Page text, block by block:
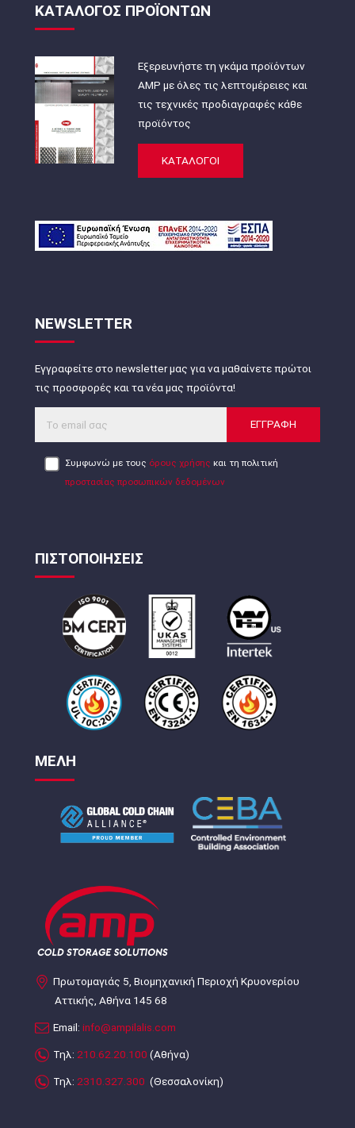
ΚΑΤΑΛΟΓΟΣ ΠΡΟΪΟΝΤΩΝ
Εξερευνήστε τη γκάμα προϊόντων
AMP με όλες τις λεπτομέρειες και
τις τεχνικές προδιαγραφές κάθε
προϊόντος
ΚΑΤΑΛΟΓΟΙ
NEWSLETTER
Εγγραφείτε στο newsletter μας για να μαθαίνετε πρώτοι
τις προσφορές και τα νέα μας προϊόντα!
ΕΓΓΡΑΦΗ
Συμφωνώ με τους όρους χρήσης και τη πολιτική
προστασίας προσωπικών δεδομένων
ΠΙΣΤΟΠΟΙΗΣΕΙΣ
ΜΕΛΗ
Πρωτομαγιάς 5, Βιομηχανική Περιοχή Κρυονερίου
Αττικής, Αθήνα 145 68
Email: info@ampilalis.com
Τηλ: 210.62.20.100 (Αθήνα)
Τηλ: 2310.327.300 (Θεσσαλονίκη)